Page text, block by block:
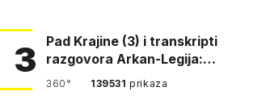
3
Pad Krajine (3) i transkripti
razgovora Arkan-Legija:
'Čujem, prelazite ustašam…
360° 139531prikaza